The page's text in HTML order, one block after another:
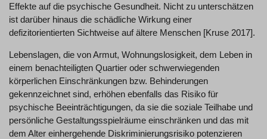
Effekte auf die psychische Gesundheit. Nicht zu unterschätzen
ist darüber hinaus die schädliche Wirkung einer
defizitorientierten Sichtweise auf ältere Menschen [Kruse 2017].
Lebenslagen, die von Armut, Wohnungslosigkeit, dem Leben in
einem benachteiligten Quartier oder schwerwiegenden
körperlichen Einschränkungen bzw. Behinderungen
gekennzeichnet sind, erhöhen ebenfalls das Risiko für
psychische Beeinträchtigungen, da sie die soziale Teilhabe und
persönliche Gestaltungsspielräume einschränken und das mit
dem Alter einhergehende Diskriminierungsrisiko potenzieren